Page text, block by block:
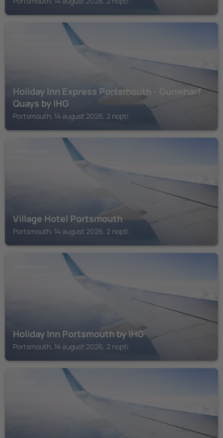
Holiday Inn Express Portsmouth - Gunwharf
Quays by IHG
Portsmouth, 14 august 2026, 2 nopți
Village Hotel Portsmouth
Portsmouth, 14 august 2026, 2 nopți
Holiday Inn Portsmouth by IHG
Portsmouth, 14 august 2026, 2 nopți